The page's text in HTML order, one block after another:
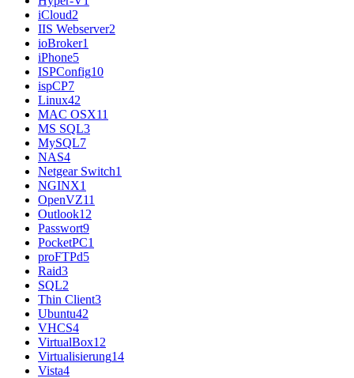
iCloud2
IIS Webserver2
ioBroker1
iPhone5
ISPConfig10
ispCP7
Linux42
MAC OSX11
MS SQL3
MySQL7
NAS4
Netgear Switch1
NGINX1
OpenVZ11
Outlook12
Passwort9
PocketPC1
proFTPd5
Raid3
SQL2
Thin Client3
Ubuntu42
VHCS4
VirtualBox12
Virtualisierung14
Vista4